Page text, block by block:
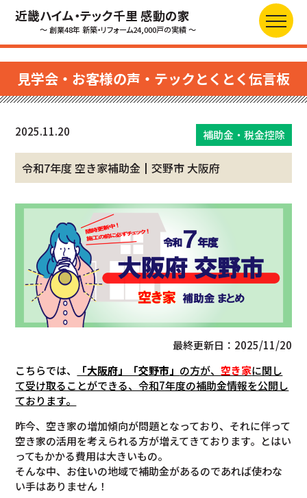
近畿ハイム・テック千里 感動の家
～ 創業48年 新築・リフォーム24,000戸の実績 ～
見学会・お客様の声・テックとくとく伝言板
2025.11.20 補助金・税金控除
令和7年度 空き家補助金┃交野市 大阪府
最終更新日：2025/11/20
こちらでは、
「大阪府」「交野市」 の方が、空き家に関し
て受け取ることができる、令和7年度の補助金情報を公開し
ております。
昨今、空き家の増加傾向が問題となっており、それに伴って
空き家の活用を考えられる方が増えてきております。とはい
ってもかかる費用は大きいもの。
そんな中、お住いの地域で補助金があるのであれば使わな
い手はありません！